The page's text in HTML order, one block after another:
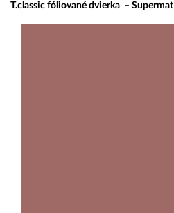
T.classic fóliované dvierka – Supermat